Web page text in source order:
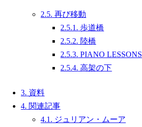
2.5. 再び移動
2.5.1. 歩道橋
2.5.2. 陸橋
2.5.3. PIANO LESSONS
2.5.4. 高架の下
3. 資料
4. 関連記事
4.1. ジュリアン・ムーア